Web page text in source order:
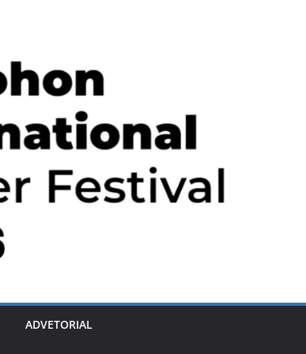
ADVETORIAL